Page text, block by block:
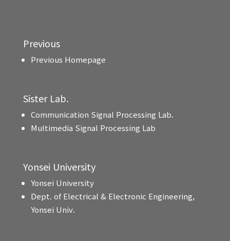
Previous
Previous Homepage
Sister Lab.
Communication Signal Processing Lab.
Multimedia Signal Processing Lab
Yonsei University
Yonsei University
Dept. of Electrical & Electronic Engineering,
Yonsei Univ.